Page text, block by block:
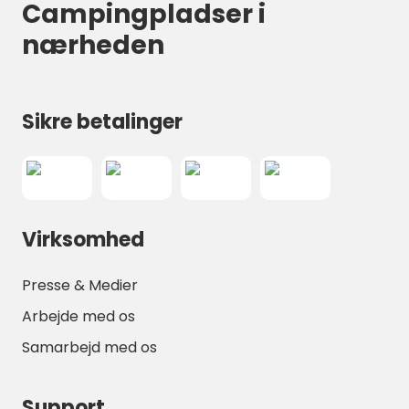
Campingpladser i
nærheden
Sikre betalinger
Virksomhed
Presse & Medier
Arbejde med os
Samarbejd med os